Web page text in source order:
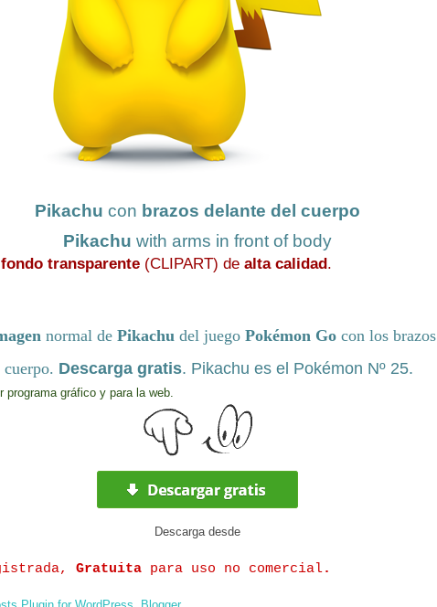
Pikachu con brazos delante del cuerpo
Pikachu with arms in front of body
fondo transparente (CLIPART) de alta calidad.
normal de Pikachu del juego Pokémon Go con los brazos
Descarga gratis. Pikachu es el Pokémon Nº 25.
programa gráfico y para la web.
Descarga desde
Gratuita para uso no comercial.